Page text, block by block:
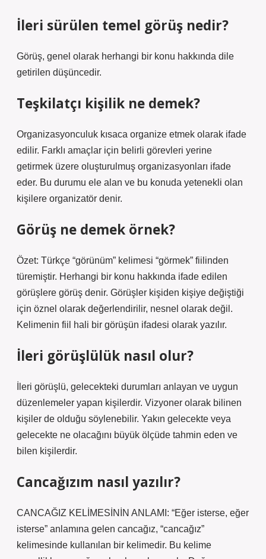
İleri sürülen temel görüş nedir?
Görüş, genel olarak herhangi bir konu hakkında dile
getirilen düşüncedir.
Teşkilatçı kişilik ne demek?
Organizasyonculuk kısaca organize etmek olarak ifade
edilir. Farklı amaçlar için belirli görevleri yerine
getirmek üzere oluşturulmuş organizasyonları ifade
eder. Bu durumu ele alan ve bu konuda yetenekli olan
kişilere organizatör denir.
Görüş ne demek örnek?
Özet: Türkçe “görünüm” kelimesi “görmek” fiilinden
türemiştir. Herhangi bir konu hakkında ifade edilen
görüşlere görüş denir. Görüşler kişiden kişiye değiştiği
için öznel olarak değerlendirilir, nesnel olarak değil.
Kelimenin fiil hali bir görüşün ifadesi olarak yazılır.
İleri görüşlülük nasıl olur?
İleri görüşlü, gelecekteki durumları anlayan ve uygun
düzenlemeler yapan kişilerdir. Vizyoner olarak bilinen
kişiler de olduğu söylenebilir. Yakın gelecekte veya
gelecekte ne olacağını büyük ölçüde tahmin eden ve
bilen kişilerdir.
Cancağızım nasıl yazılır?
CANCAĞIZ KELİMESİNİN ANLAMI: “Eğer isterse, eğer
isterse” anlamına gelen cancağız, “cancağız”
kelimesinde kullanılan bir kelimedir. Bu kelime